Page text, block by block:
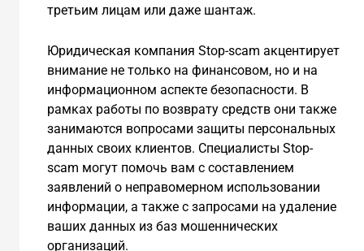
третьим лицам или даже шантаж.
Юридическая компания Stop-scam акцентирует
внимание не только на финансовом, но и на
информационном аспекте безопасности. В
рамках работы по возврату средств они также
занимаются вопросами защиты персональных
данных своих клиентов. Специалисты Stop-
scam могут помочь вам с составлением
заявлений о неправомерном использовании
информации, а также с запросами на удаление
ваших данных из баз мошеннических
организаций.